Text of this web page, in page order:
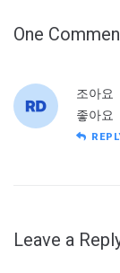
One
조아요
좋아요
Leave a